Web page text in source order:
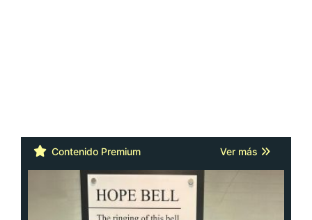
Contenido Premium Ver más